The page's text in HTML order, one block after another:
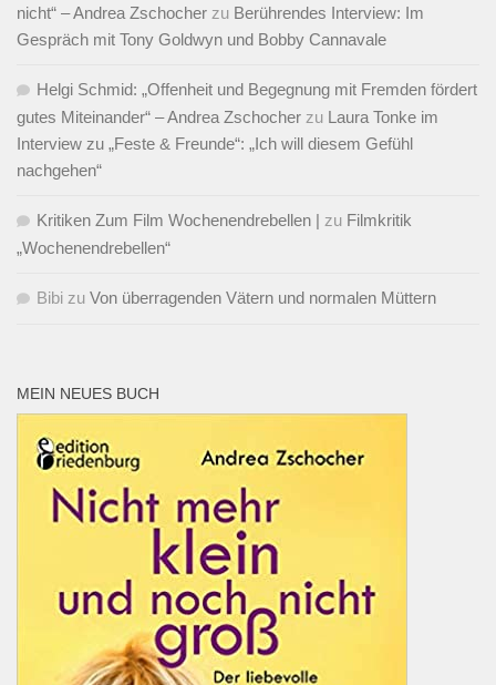
nicht“ – Andrea Zschocher zu Berührendes Interview: Im
Gespräch mit Tony Goldwyn und Bobby Cannavale
Helgi Schmid: „Offenheit und Begegnung mit Fremden fördert
gutes Miteinander“ – Andrea Zschocher zu Laura Tonke im
Interview zu „Feste & Freunde“: „Ich will diesem Gefühl
nachgehen“
Kritiken Zum Film Wochenendrebellen | zu Filmkritik
„Wochenendrebellen“
Bibi zu Von überragenden Vätern und normalen Müttern
MEIN NEUES BUCH